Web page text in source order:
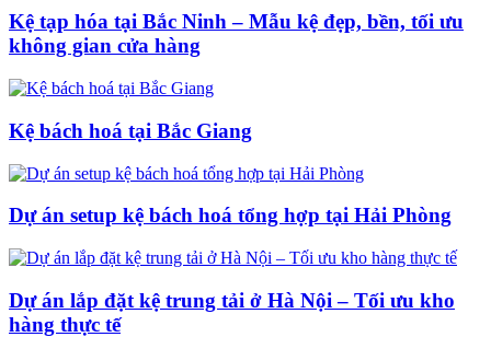
Kệ tạp hóa tại Bắc Ninh – Mẫu kệ đẹp, bền, tối ưu
không gian cửa hàng
Kệ bách hoá tại Bắc Giang
Dự án setup kệ bách hoá tổng hợp tại Hải Phòng
Dự án lắp đặt kệ trung tải ở Hà Nội – Tối ưu kho
hàng thực tế